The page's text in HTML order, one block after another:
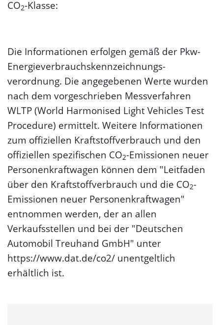
CO2-Klasse:
Die Informationen erfolgen gemäß der Pkw-
Energie­verbrauchs­kennzeichnungs­
verordnung. Die angegebenen Werte wurden
nach dem vorgeschrieben Messverfahren
WLTP (World Harmonised Light Vehicles Test
Procedure) ermittelt. Weitere Informationen
zum offiziellen Kraftstoffverbrauch und den
offiziellen spezifischen CO2-Emissionen neuer
Personenkraftwagen können dem "Leitfaden
über den Kraftstoffverbrauch und die CO2-
Emissionen neuer Personenkraftwagen"
entnommen werden, der an allen
Verkaufsstellen und bei der "Deutschen
Automobil Treuhand GmbH" unter
https://www.dat.de/co2/ unentgeltlich
erhältlich ist.